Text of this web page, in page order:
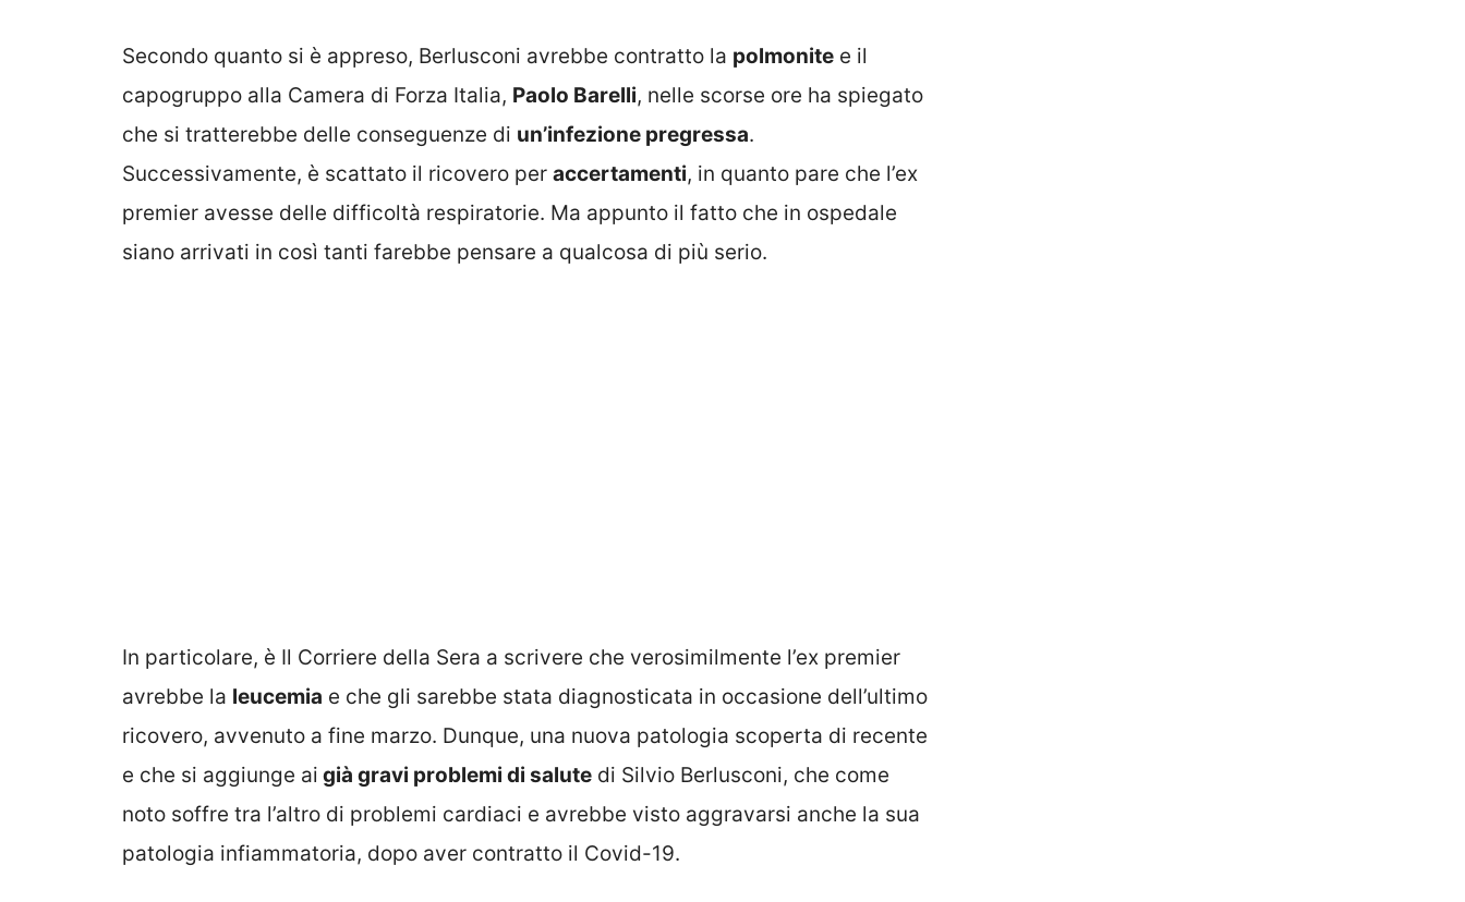
Secondo quanto si è appreso, Berlusconi avrebbe contratto la polmonite e il
capogruppo alla Camera di Forza Italia, Paolo Barelli, nelle scorse ore ha spiegato
che si tratterebbe delle conseguenze di un’infezione pregressa.
Successivamente, è scattato il ricovero per accertamenti, in quanto pare che l’ex
premier avesse delle difficoltà respiratorie. Ma appunto il fatto che in ospedale
siano arrivati in così tanti farebbe pensare a qualcosa di più serio.
In particolare, è Il Corriere della Sera a scrivere che verosimilmente l’ex premier
avrebbe la leucemia e che gli sarebbe stata diagnosticata in occasione dell’ultimo
ricovero, avvenuto a fine marzo. Dunque, una nuova patologia scoperta di recente
e che si aggiunge ai già gravi problemi di salute di Silvio Berlusconi, che come
noto soffre tra l’altro di problemi cardiaci e avrebbe visto aggravarsi anche la sua
patologia infiammatoria, dopo aver contratto il Covid-19.